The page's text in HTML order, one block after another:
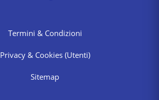
Termini & Condizioni
Privacy & Cookies (Utenti)
Sitemap